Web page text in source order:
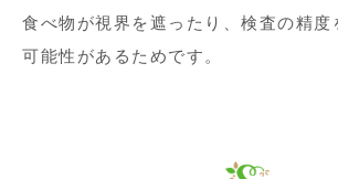
食べ物が視界を遮ったり、検査の精度
可能性があるためです。